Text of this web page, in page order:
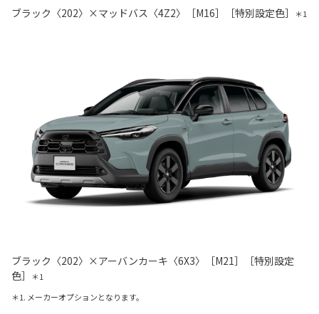
ブラック〈202〉×マッドバス〈4Z2〉［M16］［特別設定色］ ＊1
ブラック〈202〉×アーバンカーキ〈6X3〉［M21］［特別設定
色］
＊1
＊1. メーカーオプションとなります。